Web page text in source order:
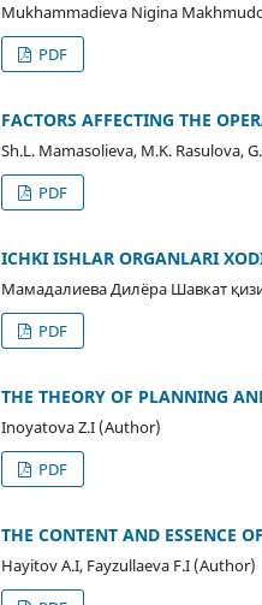
Mukhammadieva Nigina
PDF
FACTORS AFFECTING THE
Sh.L. Mamasolieva, M.K. Rasulova,
PDF
ICHKI ISHLAR ORGANLARI
Мамадалиева Дилёра Шавкат
PDF
THE THEORY OF PLANNING
Inoyatova Z.I (Author)
PDF
THE CONTENT AND ESSENCE
Hayitov A.I, Fayzullaeva F.I (Author)